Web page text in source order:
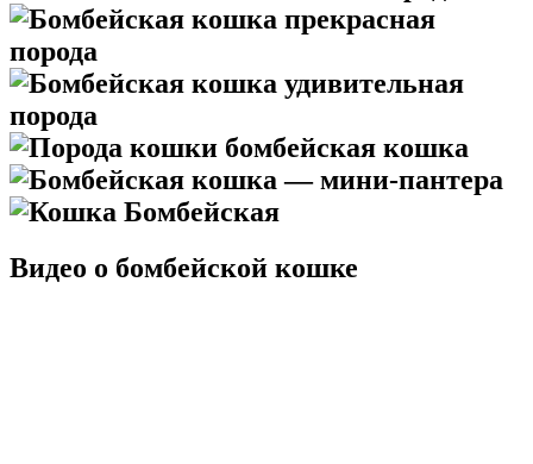
Видео о бомбейской кошке